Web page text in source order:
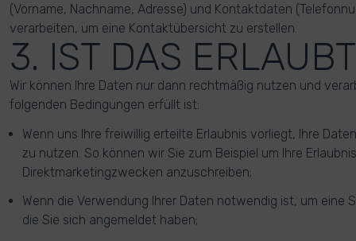
(Vorname, Nachname, Adresse) und Kontaktdaten
verarbeiten, um eine Kontaktübersicht zu erstellen.
3. IST DAS
Wir können Ihre Daten nur dann rechtmäßig nutzen und
folgenden Bedingungen erfüllt ist:
Wenn uns Ihre freiwillig erteilte Erlaubnis vorliegt, Ihre
zu nutzen. So können wir Sie zum Beispiel um Ihre
Direktmarketingzwecken anzuschreiben;
Wenn die Verwendung Ihrer Daten notwendig ist, um eine
die Sie sich angemeldet haben;